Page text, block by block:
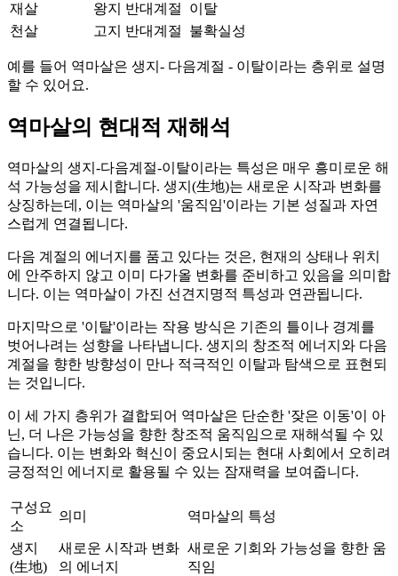
재살
왕지 반대계절
이탈
천살
고지 반대계절 불확실성
예를 들어 역마살은 생지- 다음계절 - 이탈이라는 층위로 설명
할 수 있어요.
역마살의 현대적 재해석
역마살의 생지-다음계절-이탈이라는 특성은 매우 흥미로운 해
석 가능성을 제시합니다. 생지(生地)는 새로운 시작과 변화를
상징하는데, 이는 역마살의 '움직임'이라는 기본 성질과 자연
스럽게 연결됩니다.
다음 계절의 에너지를 품고 있다는 것은, 현재의 상태나 위치
에 안주하지 않고 이미 다가올 변화를 준비하고 있음을 의미합
니다. 이는 역마살이 가진 선견지명적 특성과 연관됩니다.
마지막으로 '이탈'이라는 작용 방식은 기존의 틀이나 경계를
벗어나려는 성향을 나타냅니다. 생지의 창조적 에너지와 다음
계절을 향한 방향성이 만나 적극적인 이탈과 탐색으로 표현되
는 것입니다.
이 세 가지 층위가 결합되어 역마살은 단순한 '잦은 이동'이 아
닌, 더 나은 가능성을 향한 창조적 움직임으로 재해석될 수 있
습니다. 이는 변화와 혁신이 중요시되는 현대 사회에서 오히려
긍정적인 에너지로 활용될 수 있는 잠재력을 보여줍니다.
구성요
소
의미 역마살의 특성
생지
(生地)
새로운 시작과 변화
의 에너지
새로운 기회와 가능성을 향한 움
직임